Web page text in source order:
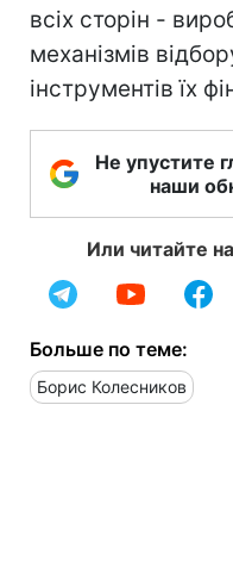
всіх сторін -
механізмів
інструментів їх
Не упустите
наши
Или читайте
Больше по теме:
Борис Колесников